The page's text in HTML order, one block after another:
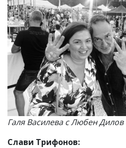
Галя Василева с Любен Дилов
Слави Трифонов: